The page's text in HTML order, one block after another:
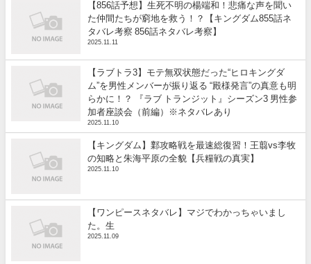
【856話予想】生死不明の楊端和！悲痛な声を聞い
た仲間たちが窮地を救う！？【キングダム855話ネ
タバレ考察 856話ネタバレ考察】
2025.11.11
【ラブトラ3】モテ無双状態だった“ヒロキングダ
ム”を男性メンバーが振り返る “殿様発言”の真意も明
らかに！？ 『ラブ トランジット』シーズン3 男性参
加者座談会（前編）※ネタバレあり
2025.11.10
【キングダム】鄴攻略戦を最速総復習！王翦vs李牧
の知略と朱海平原の全貌【兵糧戦の真実】
2025.11.10
【ワンピースネタバレ】マジでわかっちゃいまし
た。生
2025.11.09